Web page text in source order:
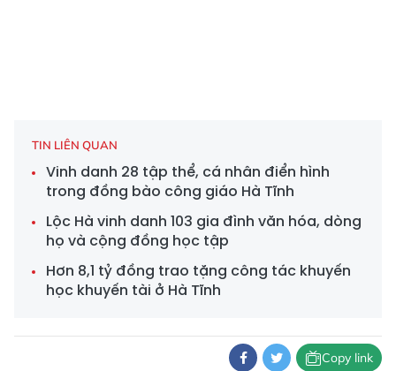
TIN LIÊN QUAN
Vinh danh 28 tập thể, cá nhân điển hình
trong đồng bào công giáo Hà Tĩnh
Lộc Hà vinh danh 103 gia đình văn hóa, dòng
họ và cộng đồng học tập
Hơn 8,1 tỷ đồng trao tặng công tác khuyến
học khuyến tài ở Hà Tĩnh
Copy link